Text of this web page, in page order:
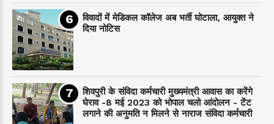
विवादों में मेडिकल कॉलेज अब भर्ती घोटाला, आयुक्त ने
दिया नोटिस
शिवपुरी के संविदा कर्मचारी मुख्यमंत्री आवास का करेंगे
घेराव -8 मई 2023 को भोपाल चलो आंदोलन - टेंट
लगाने की अनुमति न मिलने से नाराज संविदा कर्मचारी